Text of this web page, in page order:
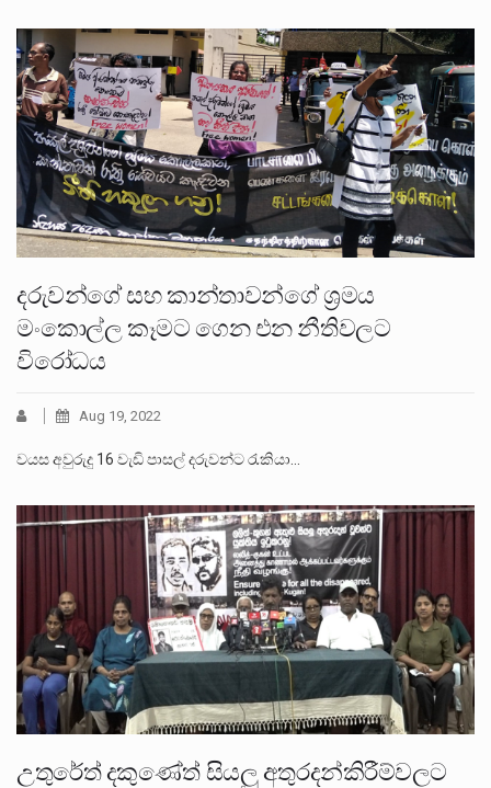
දරුවන්ගේ සහ කාන්තාවන්ගේ ශ්‍රමය
මංකොල්ල කෑමට ගෙන එන නීතිවලට
විරෝධය
Aug 19, 2022
වයස අවුරුදු 16 වැඩි පාසල් දරුවන්ට රැකියා…
උතුරේත් දකුණේත් සියලු අතුරදන්කිරීම්වලට